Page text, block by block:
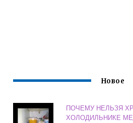
Новое
ПОЧЕМУ НЕЛЬЗЯ
ХОЛОДИЛЬНИКЕ